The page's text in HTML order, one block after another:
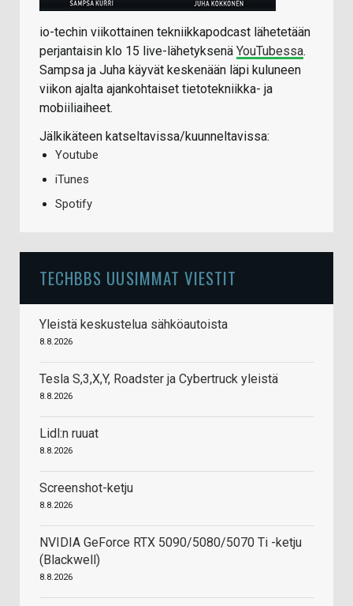
io-techin viikottainen tekniikkapodcast lähetetään
perjantaisin klo 15 live-lähetyksenä YouTubessa.
Sampsa ja Juha käyvät keskenään läpi kuluneen
viikon ajalta ajankohtaiset tietotekniikka- ja
mobiiliaiheet.
Jälkikäteen katseltavissa/kuunneltavissa:
Youtube
iTunes
Spotify
TECHBBS UUSIMMAT VIESTIT
Yleistä keskustelua sähköautoista
8.8.2026
Tesla S,3,X,Y, Roadster ja Cybertruck yleistä
8.8.2026
Lidl:n ruuat
8.8.2026
Screenshot-ketju
8.8.2026
NVIDIA GeForce RTX 5090/5080/5070 Ti -ketju
(Blackwell)
8.8.2026